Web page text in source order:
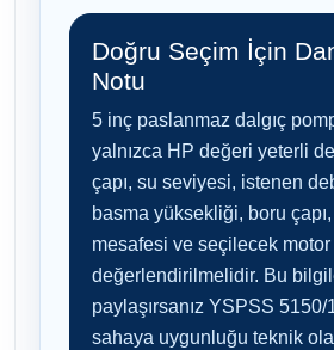
Doğru Seçim İçin
Notu
5 inç paslanmaz dalgıç
yalnızca HP değeri yeterli
çapı, su seviyesi, istenen
basma yüksekliği, boru
mesafesi ve seçilecek motor
değerlendirilmelidir. Bu
paylaşırsanız YSPSS
sahaya uygunluğu teknik